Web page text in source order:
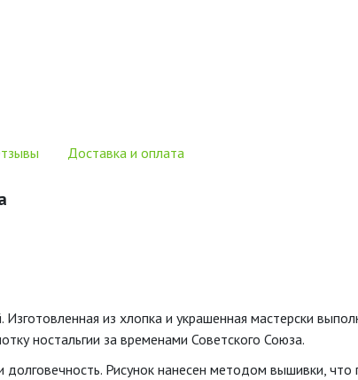
Доставка и оплата
из хлопка и украшенная мастерски
ностальгии за временами Советского Союза.
Рисунок нанесен методом вышивки,